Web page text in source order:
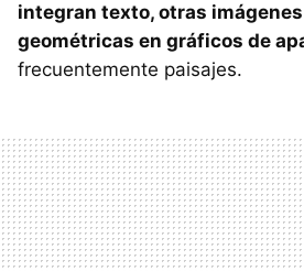
integran texto, otras
geométricas en gráficos de
frecuentemente paisajes.